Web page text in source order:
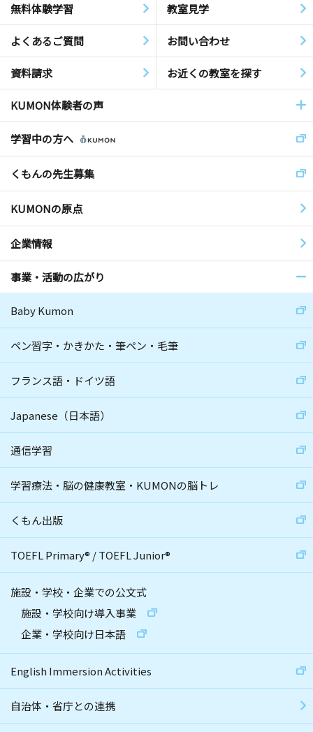
無料体験学習 教室見学
よくあるご質問 お問い合わせ
資料請求 お近くの教室を探す
KUMON体験者の声
学習中の方へ
くもんの先生募集
KUMONの原点
企業情報
事業・活動の広がり
Baby Kumon
ペン習字・かきかた・筆ペン・毛筆
フランス語・ドイツ語
Japanese（日本語）
通信学習
学習療法・脳の健康教室・KUMONの脳トレ
くもん出版
TOEFL Primary® /TOEFL Junior®
施設・学校・企業での公文式
施設・学校向け導入事業
企業・学校向け日本語
English Immersion Activities
自治体・省庁との連携